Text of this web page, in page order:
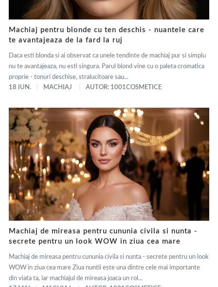
Machiaj pentru blonde cu ten deschis - nuantele care
te avantajeaza de la fard la ruj
Daca esti blonda si ai observat ca unele tendinte de machiaj pur si simplu
nu te avantajeaza, nu esti singura. Parul blond vine cu o paleta cromatica
proprie - tonuri deschise, stralucitoare sau...
18 IUN.
MACHIAJ AUTOR: 1001COSMETICE
Machiaj de mireasa pentru cununia civila si nunta -
secrete pentru un look WOW in ziua cea mare
Machiaj de mireasa pentru cununia civila si nunta - secrete pentru un look
WOW in ziua cea mare Ziua nuntii este una dintre cele mai importante
din viata ta, iar machiajul de mireasa joaca un rol...